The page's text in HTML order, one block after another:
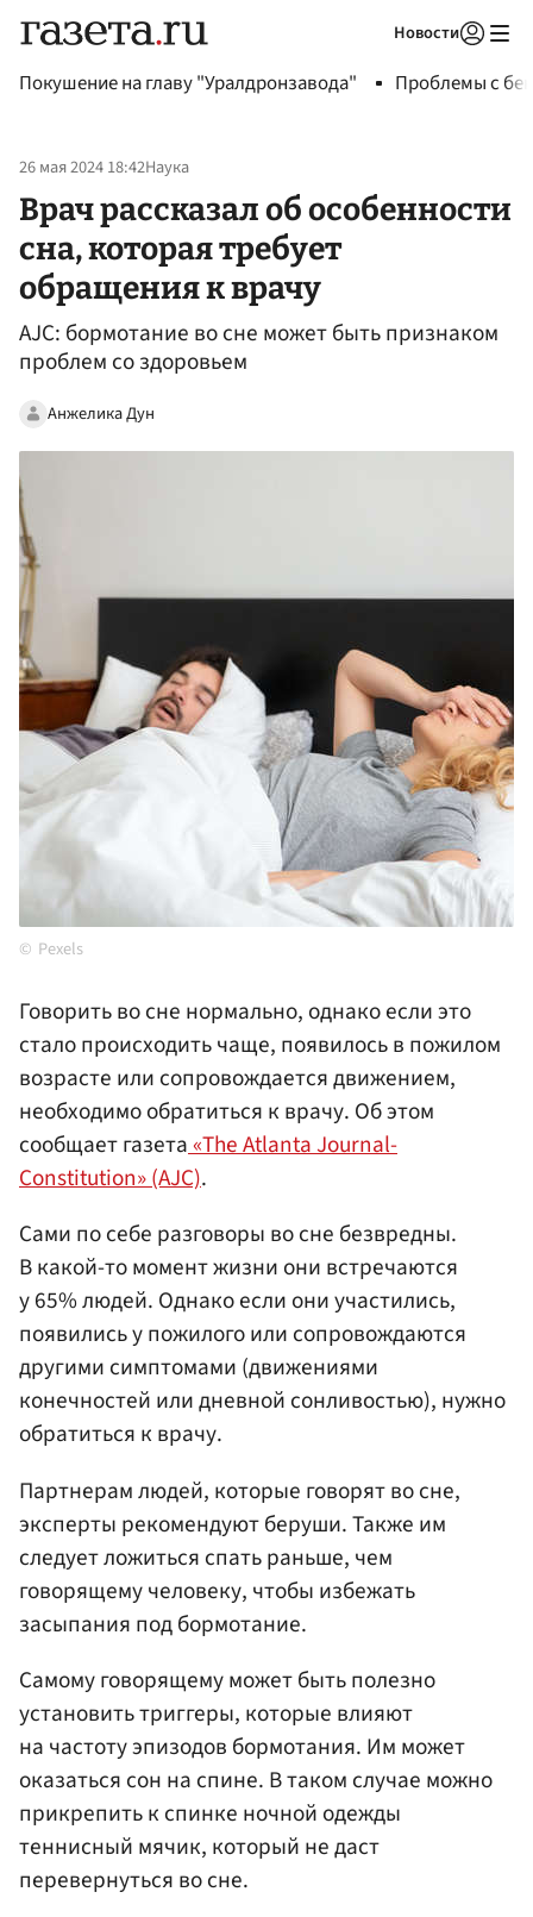
Новости
Покушение на главу "Уралдронзавода" Проблемы с
26 мая 2024 18:42Наука
Врач рассказал об особенности
сна, которая требует
обращения к врачу
AJC: бормотание во сне может быть признаком
проблем со здоровьем
Анжелика Дун
Pexels
Говорить во сне нормально, однако если это
стало происходить чаще, появилось в пожилом
возрасте или сопровождается движением,
необходимо обратиться к врачу. Об этом
сообщает газета«The Atlanta Journal-
Constitution» (AJC).
Сами по себе разговоры во сне безвредны.
В какой-то момент жизни они встречаются
у 65% людей. Однако если они участились,
появились у пожилого или сопровождаются
другими симптомами (движениями
конечностей или дневной сонливостью), нужно
обратиться к врачу.
Партнерам людей, которые говорят во сне,
эксперты рекомендуют беруши. Также им
следует ложиться спать раньше, чем
говорящему человеку, чтобы избежать
засыпания под бормотание.
Самому говорящему может быть полезно
установить триггеры, которые влияют
на частоту эпизодов бормотания. Им может
оказаться сон на спине. В таком случае можно
прикрепить к спинке ночной одежды
теннисный мячик, который не даст
перевернуться во сне.